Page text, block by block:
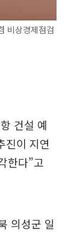
비상경제점검
건설 예
진이 지연
한다”고
의성군 일